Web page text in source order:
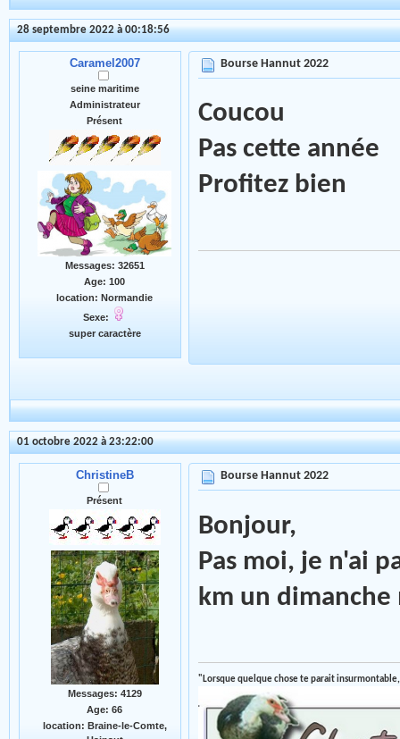
28 septembre 2022 à 00:18:56
Caramel2007
seine maritime
Administrateur
Présent
Messages: 32651
Age: 100
location: Normandie
Sexe:
super caractère
Bourse Hannut 2022
Coucou
Pas cette année
Profitez bien
01 octobre 2022 à 23:22:00
ChristineB
Présent
Messages: 4129
Age: 66
location: Braine-le-Comte,
Bourse Hannut 2022
Bonjour,
Pas moi, je n'ai
km un
"Lorsque quelque chose te parait